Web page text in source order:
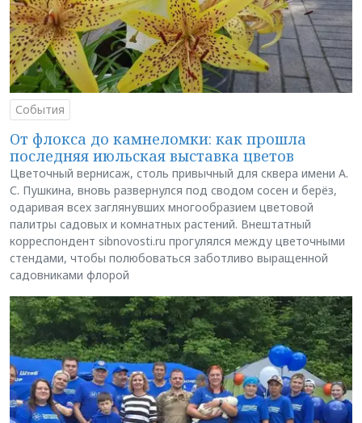
События
От флокса до камнеломки: как прошла
последняя июльская выставка цветов
Цветочный вернисаж, столь привычный для сквера имени А.
С. Пушкина, вновь развернулся под сводом сосен и берёз,
одаривая всех заглянувших многообразием цветовой
палитры садовых и комнатных растений. Внештатный
корреспондент sibnovosti.ru прогулялся между цветочными
стендами, чтобы полюбоваться заботливо выращенной
садовниками флорой